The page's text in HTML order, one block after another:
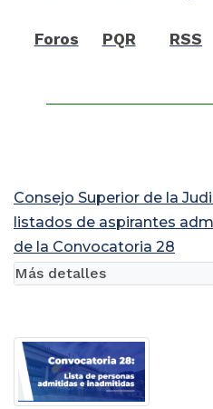
Foros PQR RSS
Consejo Superior de la
listados de aspirantes
de la Convocatoria 28
Más detalles